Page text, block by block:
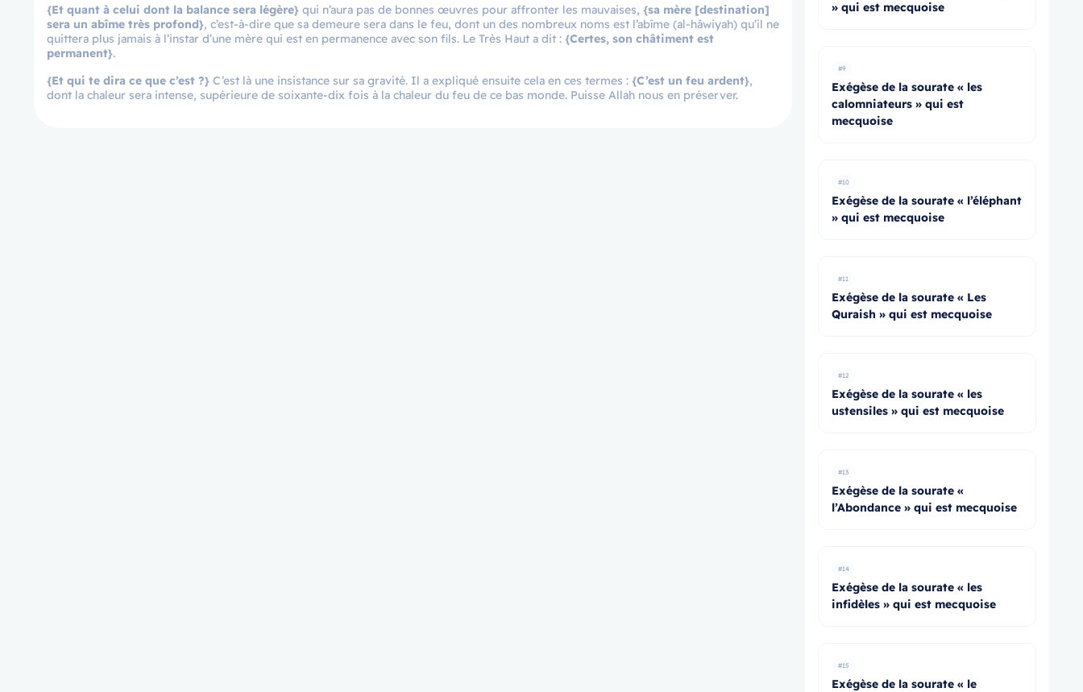
{Et quant à celui dont la balance sera légère} qui n’aura pas de bonnes œuvres pour affronter les mauvaises, {sa mère [destination]
sera un abîme très profond}, c’est-à-dire que sa demeure sera dans le feu, dont un des nombreux noms est l’abîme (al-hâwiyah) qu’il ne
quittera plus jamais à l’instar d’une mère qui est en permanence avec son fils. Le Très Haut a dit : {Certes, son châtiment est
permanent}.
{Et qui te dira ce que c’est ?} C’est là une insistance sur sa gravité. Il a expliqué ensuite cela en ces termes : {C’est un feu ardent},
dont la chaleur sera intense, supérieure de soixante-dix fois à la chaleur du feu de ce bas monde. Puisse Allah nous en préserver.
» qui est mecquoise
#9
Exégèse de la sourate « les
calomniateurs » qui est
mecquoise
#10
Exégèse de la sourate « l’éléphant
» qui est mecquoise
#11
Exégèse de la sourate « Les
Quraish » qui est mecquoise
#12
Exégèse de la sourate « les
ustensiles » qui est mecquoise
#13
Exégèse de la sourate «
l’Abondance » qui est mecquoise
#14
Exégèse de la sourate « les
infidèles » qui est mecquoise
#15
Exégèse de la sourate « le